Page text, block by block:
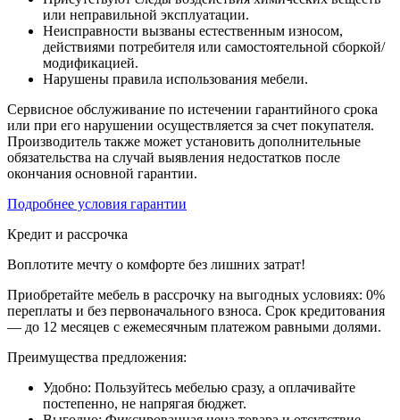
или неправильной эксплуатации.
Неисправности вызваны естественным износом,
действиями потребителя или самостоятельной сборкой/
модификацией.
Нарушены правила использования мебели.
Сервисное обслуживание по истечении гарантийного срока
или при его нарушении осуществляется за счет покупателя.
Производитель также может установить дополнительные
обязательства на случай выявления недостатков после
окончания основной гарантии.
Подробнее условия гарантии
Кредит и рассрочка
Воплотите мечту о комфорте без лишних затрат!
Приобретайте мебель в рассрочку на выгодных условиях: 0%
переплаты и без первоначального взноса. Срок кредитования
— до 12 месяцев с ежемесячным платежом равными долями.
Преимущества предложения:
Удобно: Пользуйтесь мебелью сразу, а оплачивайте
постепенно, не напрягая бюджет.